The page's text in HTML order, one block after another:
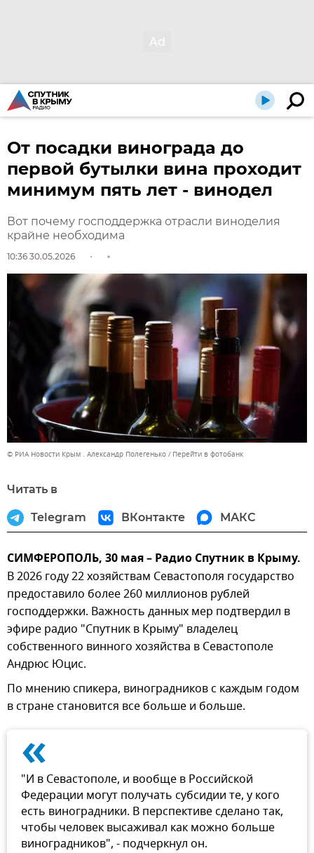
От посадки винограда до
первой бутылки вина проходит
минимум пять лет - винодел
Вот почему господдержка отрасли виноделия
крайне необходима
10:36 30.05.2026
© РИА Новости Крым . Александр Полегенько Перейти в фотобанк
Читать в
Telegram ВКонтакте МАКС
СИМФЕРОПОЛЬ, 30 мая – Радио Спутник в Крыму.
В 2026 году 22 хозяйствам Севастополя государство
предоставило более 260 миллионов рублей
господдержки. Важность данных мер подтвердил в
эфире радио "Спутник в Крыму" владелец
собственного винного хозяйства в Севастополе
Андрюс Юцис.
По мнению спикера, виноградников с каждым годом
в стране становится все больше и больше.
«
"И в Севастополе, и вообще в Российской
Федерации могут получать субсидии те, у кого
есть виноградники. В перспективе сделано так,
чтобы человек высаживал как можно больше
виноградников", - подчеркнул он.